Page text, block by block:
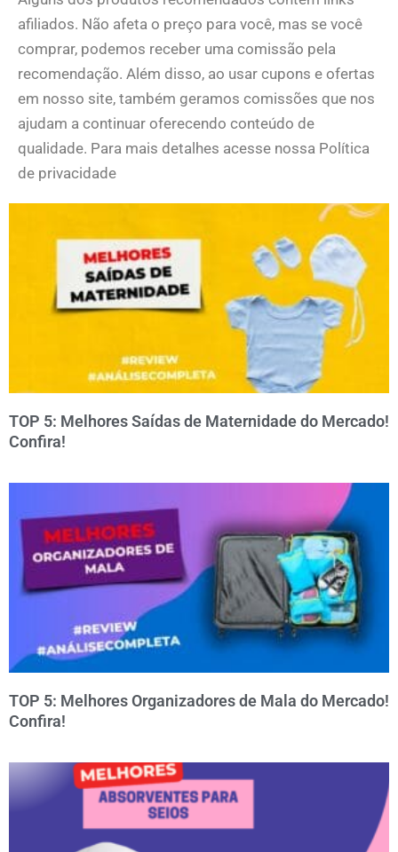
afiliados. Não afeta o preço para você, mas se você
comprar, podemos receber uma comissão pela
recomendação. Além disso, ao usar cupons e ofertas
em nosso site, também geramos comissões que nos
ajudam a continuar oferecendo conteúdo de
qualidade. Para mais detalhes acesse nossa Política
de privacidade
TOP 5: Melhores Saídas de Maternidade do Mercado!
Confira!
TOP 5: Melhores Organizadores de Mala do Mercado!
Confira!